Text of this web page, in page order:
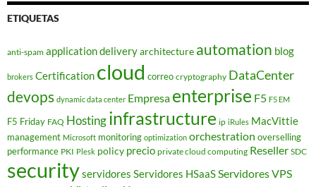
ETIQUETAS
anti-spam application deliveryarchitecture automation blog
brokers Certification cloud correo cryptography DataCenter
devops dynamic data center Empresa enterprise F5 F5 EM
F5 Friday FAQ Hostinginfrastructure ip iRules MacVittie
management Microsoft monitoring optimization orchestration overselling
performance PKI Plesk policy precio private cloud computing Reseller SDC
securityservidores Servidores HSaaSServidores VPS